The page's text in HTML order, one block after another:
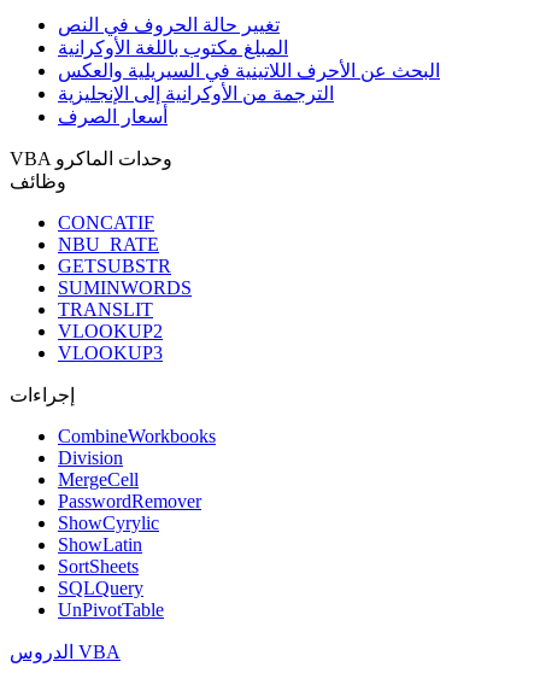
تغيير حالة الحروف في النص
المبلغ مكتوب باللغة الأوكرانية
البحث عن الأحرف اللاتينية في السيريلية والعكس
الترجمة من الأوكرانية إلى الإنجليزية
أسعار الصرف
VBA وحدات الماكرو
وظائف
CONCATIF
NBU_RATE
GETSUBSTR
SUMINWORDS
TRANSLIT
VLOOKUP2
VLOOKUP3
إجراءات
CombineWorkbooks
Division
MergeCell
PasswordRemover
ShowCyrylic
ShowLatin
SortSheets
SQLQuery
UnPivotTable
الدروس VBA